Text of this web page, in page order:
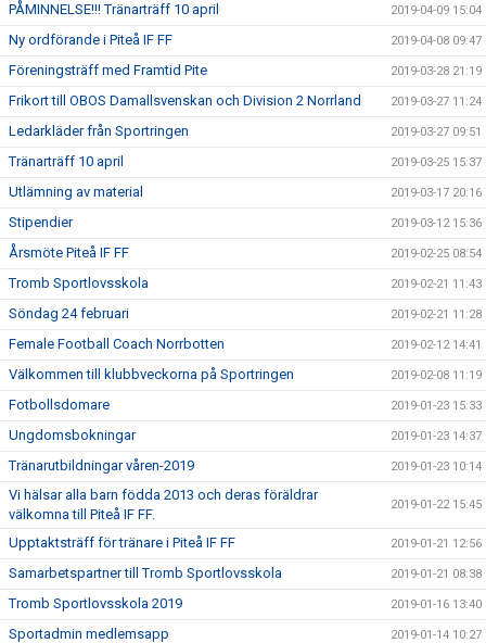
PÅMINNELSE!!! Tränarträff 10 april 2019-04-09 15:04
Ny ordförande i Piteå IF FF 2019-04-08 09:47
Föreningsträff med Framtid Pite 2019-03-28 21:19
Frikort till OBOS Damallsvenskan och Division 2 Norrland 2019-03-27 11:24
Ledarkläder från Sportringen 2019-03-27 09:51
Tränarträff 10 april 2019-03-25 15:37
Utlämning av material 2019-03-17 20:16
Stipendier 2019-03-12 15:36
Årsmöte Piteå IF FF 2019-02-25 08:54
Tromb Sportlovsskola 2019-02-21 11:43
Söndag 24 februari 2019-02-21 11:28
Female Football Coach Norrbotten 2019-02-12 14:41
Välkommen till klubbveckorna på Sportringen 2019-02-08 11:19
Fotbollsdomare 2019-01-23 15:33
Ungdomsbokningar 2019-01-23 14:37
Tränarutbildningar våren-2019 2019-01-23 10:14
Vi hälsar alla barn födda 2013 och deras föräldrar
välkomna till Piteå IF FF.
2019-01-22 15:45
Upptaktsträff för tränare i Piteå IF FF 2019-01-21 12:56
Samarbetspartner till Tromb Sportlovsskola 2019-01-21 08:38
Tromb Sportlovsskola 2019 2019-01-16 13:40
Sportadmin medlemsapp 2019-01-14 10:27